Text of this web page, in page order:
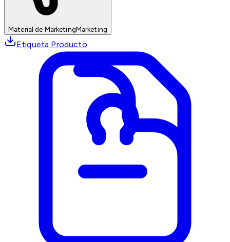
Material de MarketingMarketing
Etiqueta Producto